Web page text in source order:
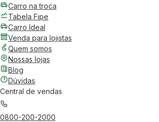
Carro na troca
Tabela Fipe
Carro Ideal
Venda para lojistas
Quem somos
Nossas lojas
Blog
Dúvidas
Central de vendas
0800-200-2000